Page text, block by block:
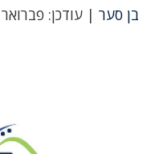
בן סער | עודכן: פברואר 15, 2024